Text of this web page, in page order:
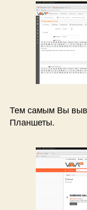
Тем самым Вы
Планшеты.